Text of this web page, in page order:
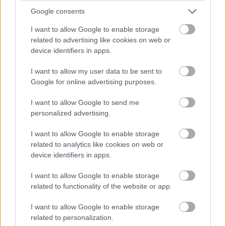
Google consents
I want to allow Google to enable storage
related to advertising like cookies on web or
device identifiers in apps.
I want to allow my user data to be sent to
Google for online advertising purposes.
I want to allow Google to send me
personalized advertising.
I want to allow Google to enable storage
related to analytics like cookies on web or
device identifiers in apps.
I want to allow Google to enable storage
related to functionality of the website or app.
I want to allow Google to enable storage
related to personalization.
Ha a cég elégedett vásárlókat szeretne, nem árt minden
boltnak kiegészítők százait beszerezni és raktáron
tartani. Mivel ez többlet erőforrást és helyet is igényel,
kezdetben a termék valószínűleg nem lesz elérhető
minden szaküzletben. Már fejlesztés alatt áll egy iPhone
alkalmazás, ami, szkennelve a vásárló arcát, segít
kiválasztani a legteljesebb felhasználói élményhez
Például a cég fejlesztői kiderítették, hogy a kisebb
fejméretű embereknek 30 perc használat után
kényelmetlenné válik a Vision Pro; ezt extra rögzítőkkel
szeretnék ellensúlyozni. Elérhetők lesznek még a
termékhez tokok, üvegvédők és optikai lencse-betétek is